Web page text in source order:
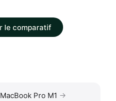
le comparatif
Pro M1